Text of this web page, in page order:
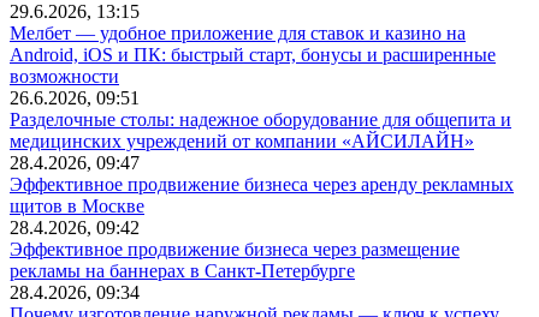
29.6.2026, 13:15
Мелбет — удобное приложение для ставок и казино на
Android, iOS и ПК: быстрый старт, бонусы и расширенные
возможности
26.6.2026, 09:51
Разделочные столы: надежное оборудование для общепита и
медицинских учреждений от компании «АЙСИЛАЙН»
28.4.2026, 09:47
Эффективное продвижение бизнеса через аренду рекламных
щитов в Москве
28.4.2026, 09:42
Эффективное продвижение бизнеса через размещение
рекламы на баннерах в Санкт-Петербурге
28.4.2026, 09:34